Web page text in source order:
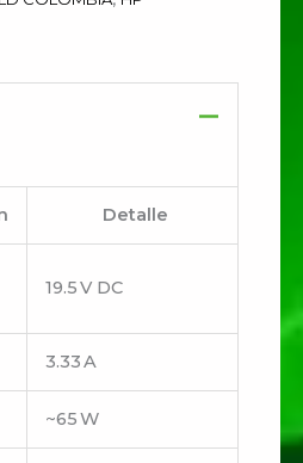
Detalle
19.5 V DC
3.33 A
~65 W